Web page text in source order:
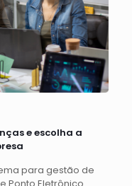
e escolha a
para gestão de
Ponto Eletrônico